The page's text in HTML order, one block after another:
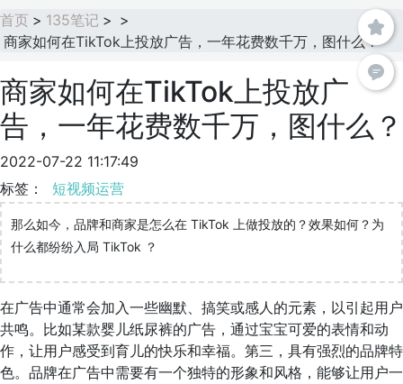
首页 > 135笔记 > >
商家如何在TikTok上投放广告，一年花费数千万，图什么？
商家如何在TikTok上投放广
告，一年花费数千万，图什么？
2022-07-22 11:17:49
标签： 短视频运营
那么如今，品牌和商家是怎么在 TikTok 上做投放的？效果如何？为
什么都纷纷入局 TikTok ？
在广告中通常会加入一些幽默、搞笑或感人的元素，以引起用户
共鸣。比如某款婴儿纸尿裤的广告，通过宝宝可爱的表情和动
作，让用户感受到育儿的快乐和幸福。第三，具有强烈的品牌特
色。品牌在广告中需要有一个独特的形象和风格，能够让用户一